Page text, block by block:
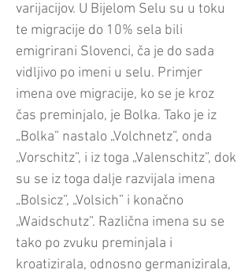
varijacijov. U Bijelom Selu su u toku
te migracije do 10% sela bili
emigrirani Slovenci, ča je do sada
vidljivo po imeni u selu. Primjer
imena ove migracije, ko se je kroz
čas preminjalo, je Bolka. Tako je iz
„Bolka” nastalo „Volchnetz”, onda
„Vorschitz”, i iz toga „Valenschitz”, dok
su se iz toga dalje razvijala imena
„Bolsicz”, „Volsich” i konačno
„Waidschutz”. Različna imena su se
tako po zvuku preminjala i
kroatizirala, odnosno germanizirala,